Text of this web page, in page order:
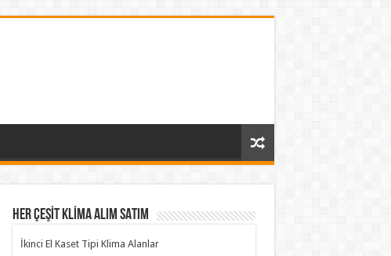
HER ÇEŞİT KLİMA ALIM SATIM
İkinci El Kaset Tipi Klima Alanlar